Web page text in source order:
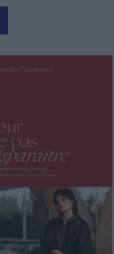
En stock *
*stock limité